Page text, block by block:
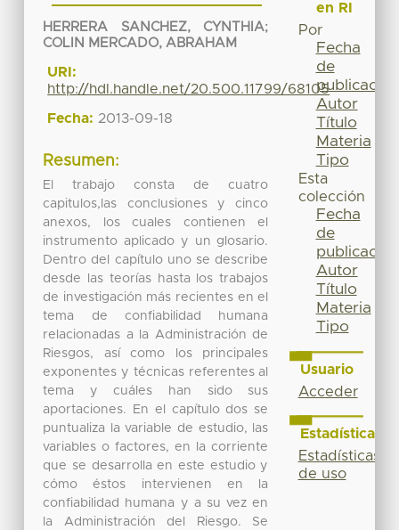
HERRERA SANCHEZ, CYNTHIA;
COLIN MERCADO, ABRAHAM
URI:
http://hdl.handle.net/20.500.11799/68105
Fecha: 2013-09-18
Resumen:
El trabajo consta de cuatro
capitulos,las conclusiones y cinco
anexos, los cuales contienen el
instrumento aplicado y un glosario.
Dentro del capítulo uno se describe
desde las teorías hasta los trabajos
de investigación más recientes en el
tema de confiabilidad humana
relacionadas a la Administración de
Riesgos, así como los principales
exponentes y técnicas referentes al
tema y cuáles han sido sus
aportaciones. En el capítulo dos se
puntualiza la variable de estudio, las
variables o factores, en la corriente
que se desarrolla en este estudio y
cómo éstos intervienen en la
confiabilidad humana y a su vez en
la Administración del Riesgo. Se
en RI
Por
Fecha
de
publicación
Autor
Título
Materia
Tipo
Esta
colección
Fecha
de
publicación
Autor
Título
Materia
Tipo
Usuario
Acceder
Estadísticas
Estadísticas
de uso